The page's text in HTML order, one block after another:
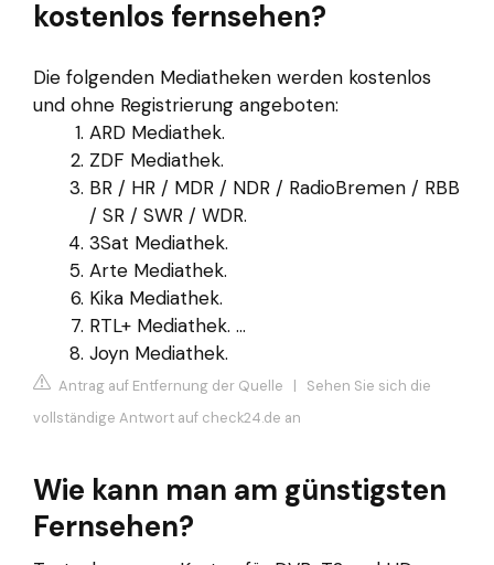
kostenlos fernsehen?
Die folgenden Mediatheken werden kostenlos
und ohne Registrierung angeboten:
ARD Mediathek.
ZDF Mediathek.
BR / HR / MDR / NDR / RadioBremen / RBB
/ SR / SWR / WDR.
3Sat Mediathek.
Arte Mediathek.
Kika Mediathek.
RTL+ Mediathek. ...
Joyn Mediathek.
Antrag auf Entfernung der Quelle | Sehen Sie sich die
vollständige Antwort auf check24.de an
Wie kann man am günstigsten
Fernsehen?